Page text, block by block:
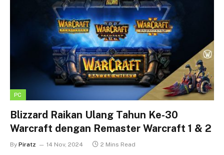
PC
Blizzard Raikan Ulang Tahun Ke-30
Warcraft dengan Remaster Warcraft 1 & 2
By Piratz 14 Nov, 2024 2 Mins Read